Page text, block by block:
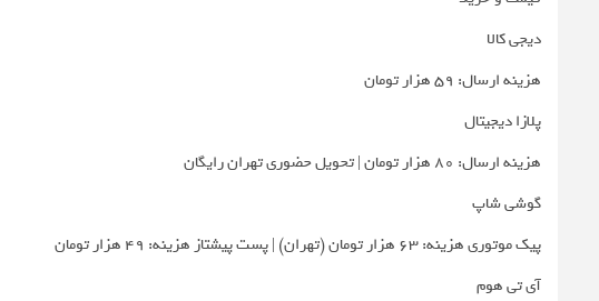
دیجی کالا
هزینه ارسال: 59 هزار تومان
پلازا دیجیتال
هزینه ارسال: 80 هزار تومان | تحویل حضوری تهران رایگان
گوشی شاپ
پیک موتوری هزینه: 63 هزار تومان (تهران) | پست پیشتاز هزینه: 49 هزار تومان
آی تی هوم